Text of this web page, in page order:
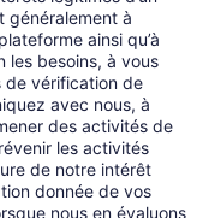
généralement à
ainsi qu’à
les besoins, à vous
de vérification de
avec nous, à
des activités de
les activités
de notre intérêt
donnée de vos
nous en évaluons